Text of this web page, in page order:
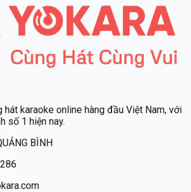
hát karaoke online hàng đầu Việt Nam, với
số 1 hiện nay.
BÌNH